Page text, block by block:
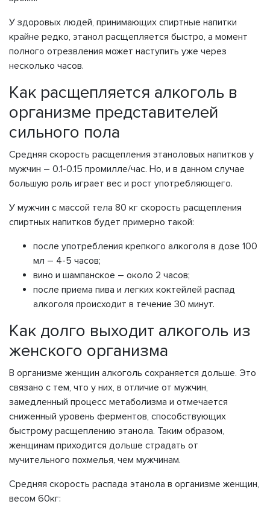
У здоровых людей, принимающих спиртные напитки
крайне редко, этанол расщепляется быстро, а момент
полного отрезвления может наступить уже через
несколько часов.
Как расщепляется алкоголь в
организме представителей
сильного пола
Средняя скорость расщепления этаноловых напитков у
мужчин – 0.1-0.15 промилле/час. Но, и в данном случае
большую роль играет вес и рост употребляющего.
У мужчин с массой тела 80 кг скорость расщепления
спиртных напитков будет примерно такой:
после употребления крепкого алкоголя в дозе 100
мл – 4-5 часов;
вино и шампанское – около 2 часов;
после приема пива и легких коктейлей распад
алкоголя происходит в течение 30 минут.
Как долго выходит алкоголь из
женского организма
В организме женщин алкоголь сохраняется дольше. Это
связано с тем, что у них, в отличие от мужчин,
замедленный процесс метаболизма и отмечается
сниженный уровень ферментов, способствующих
быстрому расщеплению этанола. Таким образом,
женщинам приходится дольше страдать от
мучительного похмелья, чем мужчинам.
Средняя скорость распада этанола в организме женщин,
весом 60кг: